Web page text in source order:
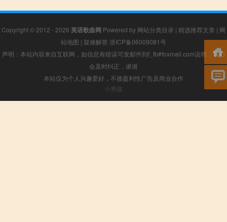
Copyright © 2012 - 2026 英语歌曲网 Powered by 网站分类目录 | 精选推荐文章 | 网
站地图 | 疑难解答 浙ICP备06009081号
声明：本站内容来自互联网，如信息有错误可发邮件到f_fb#foxmail.com说明，我们
会及时纠正，谢谢
本站仅为个人兴趣爱好，不接盈利性广告及商业合作
小男孩